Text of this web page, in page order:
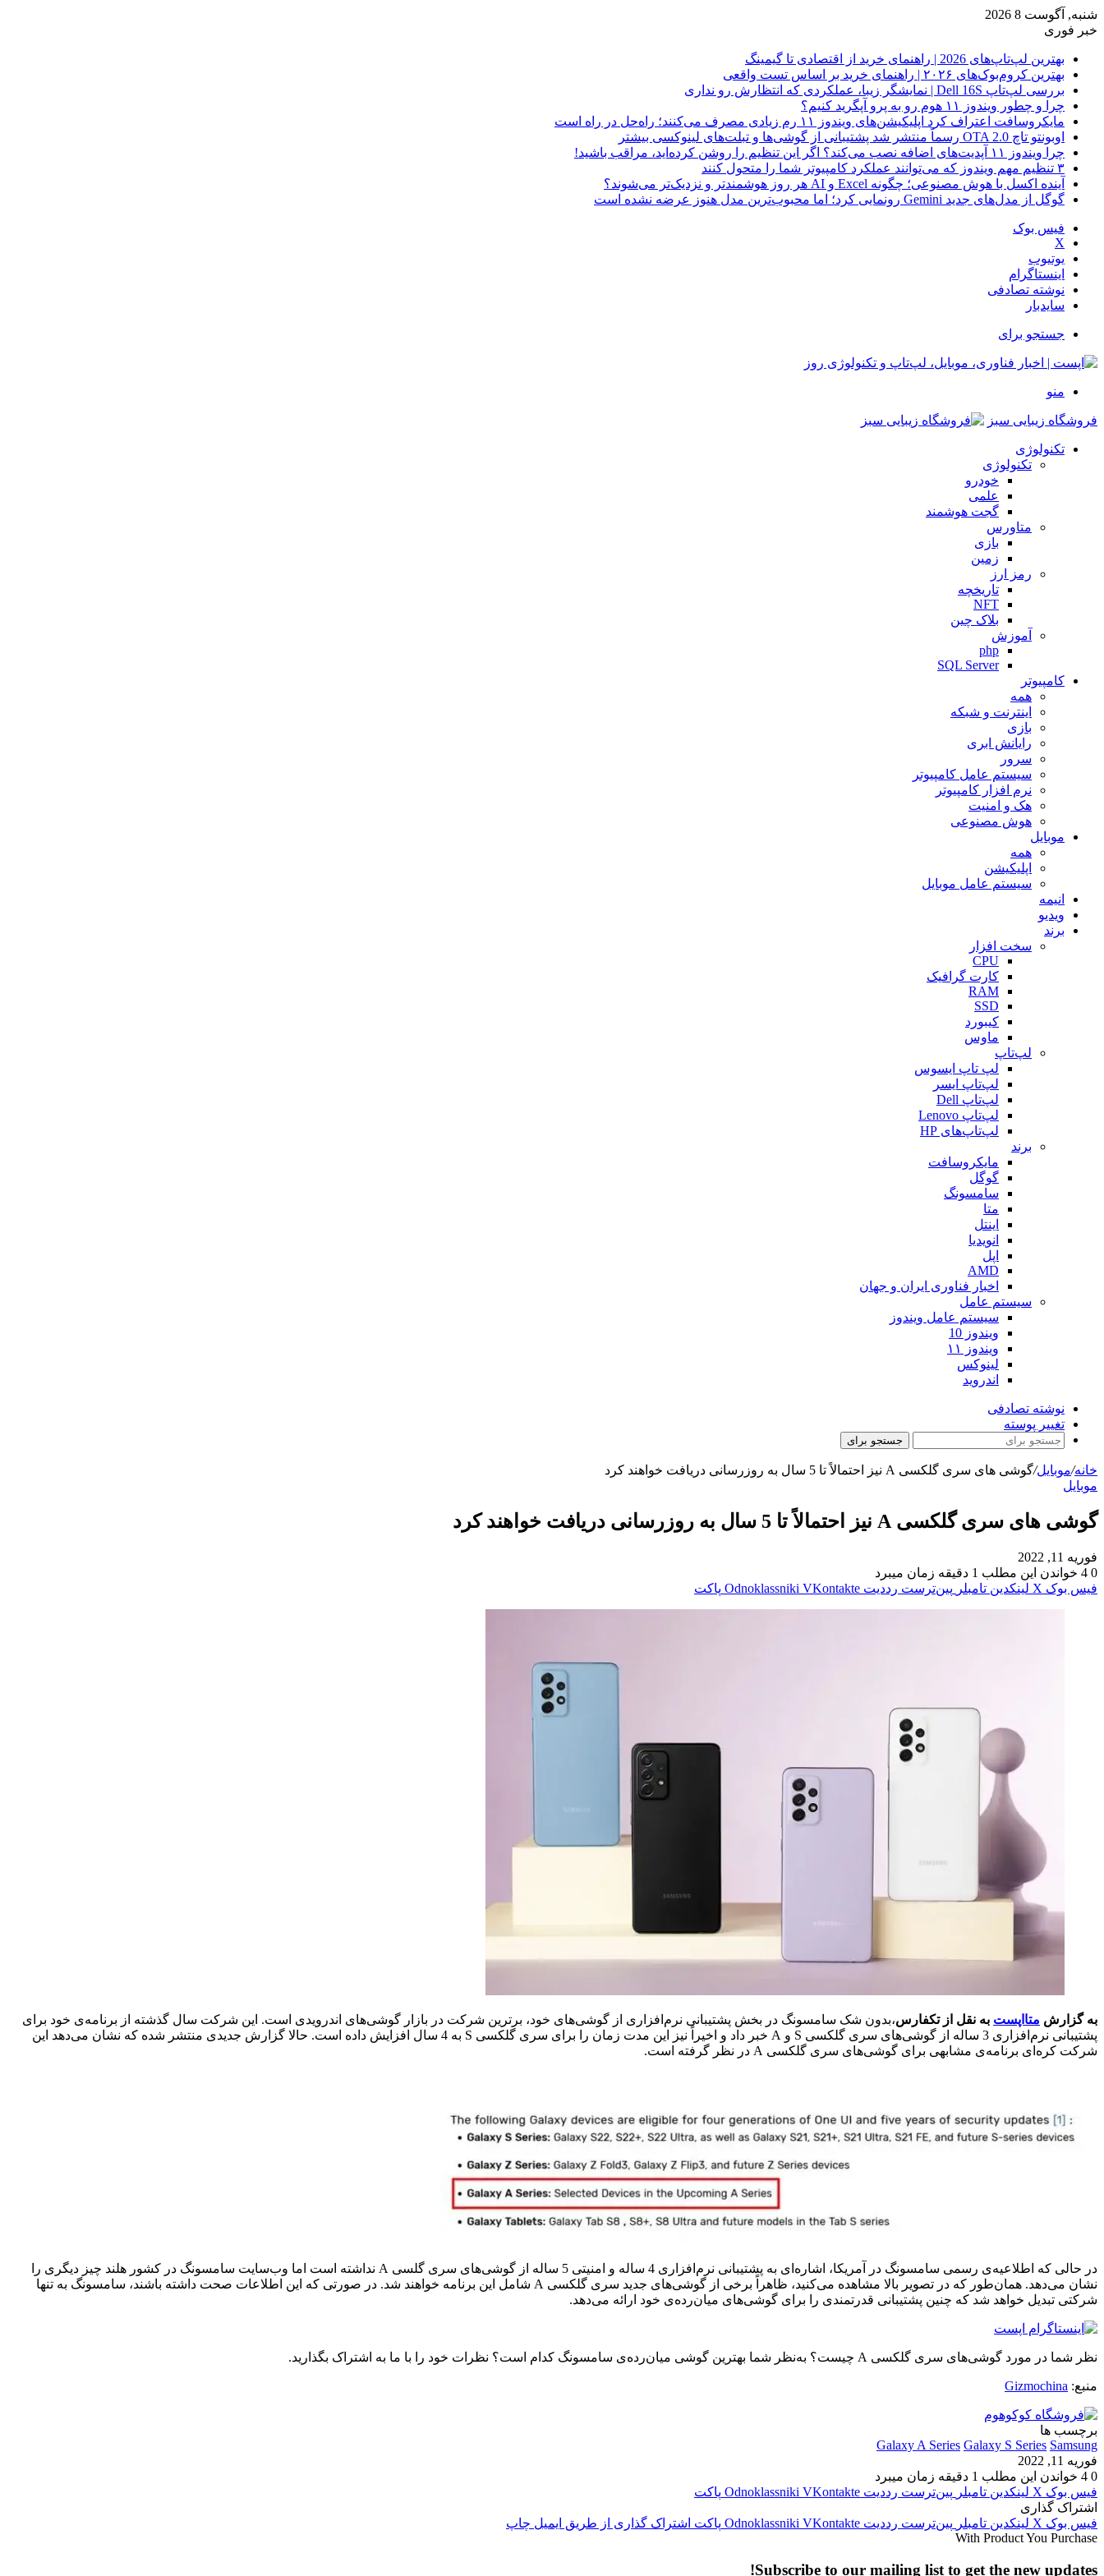
شنبه, آگوست 8 2026
خبر فوری
بهترین لپ‌تاپ‌های 2026 | راهنمای خرید از اقتصادی تا گیمینگ
بهترین کروم‌بوک‌های ۲۰۲۶ | راهنمای خرید بر اساس تست واقعی
بررسی لپ‌تاپ Dell 16S | نمایشگر زیبا، عملکردی که انتظارش رو نداری
چرا و چطور ویندوز ۱۱ هوم رو به پرو آپگرید کنیم؟
مایکروسافت اعتراف کرد اپلیکیشن‌های ویندوز ۱۱ رم زیادی مصرف می‌کنند؛ راه‌حل در راه است
اوبونتو تاچ OTA 2.0 رسماً منتشر شد پشتیبانی از گوشی‌ها و تبلت‌های لینوکسی بیشتر
چرا ویندوز ۱۱ آپدیت‌های اضافه نصب می‌کند؟ اگر این تنظیم را روشن کرده‌اید، مراقب باشید!
۳ تنظیم مهم ویندوز که می‌توانند عملکرد کامپیوتر شما را متحول کنند
آینده اکسل با هوش مصنوعی؛ چگونه Excel و AI هر روز هوشمندتر و نزدیک‌تر می‌شوند؟
گوگل از مدل‌های جدید Gemini رونمایی کرد؛ اما محبوب‌ترین مدل هنوز عرضه نشده است
فیس بوک
X
یوتیوب
اینستاگرام
نوشته تصادفی
سایدبار
جستجو برای
منو
فروشگاه زیبایی سبز
تکنولوژی
تکنولوژی
خودرو
علمی
گجت هوشمند
متاورس
بازی
زمین
رمز ارز
تاریخچه
NFT
بلاک چین
آموزش
php
SQL Server
کامپیوتر
همه
اینترنت و شبکه
بازی
رایانش ابری
سرور
سیستم عامل کامپیوتر
نرم افزار کامپیوتر
هک و امنیت
هوش مصنوعی
موبایل
همه
اپلیکیشن
سیستم عامل موبایل
انیمه
ویدیو
برند
سخت افزار
CPU
کارت گرافیک
RAM
SSD
کیبورد
ماوس
لپ‌تاپ
لپ تاپ ایسوس
لپ‌تاپ ایسر
لپ‌تاپ Dell
لپ‌تاپ Lenovo
لپ‌تاپ‌های HP
برند
مایکروسافت
گوگل
سامسونگ
متا
اینتل
انویدیا
اپل
AMD
اخبار فناوری ایران و جهان
سیستم عامل
سیستم عامل ویندوز
ویندوز 10
ویندوز ۱۱
لینوکس
اندروید
نوشته تصادفی
تغییر پوسته
جستجو برای
خانه/موبایل/گوشی های سری گلکسی A نیز احتمالاً تا 5 سال به روزرسانی دریافت خواهند کرد
موبایل
گوشی های سری گلکسی A نیز احتمالاً تا 5 سال به روزرسانی دریافت خواهند کرد
فوریه 11, 2022
0
خواندن این مطلب 1 دقیقه زمان میبرد
فیس بوک X لینکدین ‫تامبلر ‫پین‌ترست ‫رددیت ‫VKontakte
‫Odnoklassniki پاکت
به گزارش متااپست به نقل از تکفارس،بدون شک سامسونگ در بخش پشتیبانی نرم‌افزاری از گوشی‌های خود، برترین شرکت در بازار گوشی‌های اندرویدی است. این شرکت سال گذشته از برنامه‌ی خود برای
پشتیبانی نرم‌افزاری 3 ساله از گوشی‌های سری گلکسی S و A خبر داد و اخیراً نیز این مدت زمان را برای سری گلکسی S به 4 سال افزایش داده است. حالا گزارش جدیدی منتشر شده که نشان می‌دهد این
شرکت کره‌ای برنامه‌ی مشابهی برای گوشی‌های سری گلکسی A در نظر گرفته است.
در حالی که اطلاعیه‌ی رسمی سامسونگ در آمریکا، اشاره‌ای به پشتیبانی نرم‌افزاری 4 ساله و امنیتی 5 ساله از گوشی‌های سری گلسی A نداشته است اما وب‌سایت سامسونگ در کشور هلند چیز دیگری را
نشان می‌دهد. همان‌طور که در تصویر بالا مشاهده می‌کنید، ظاهراً برخی از گوشی‌های جدید سری گلکسی A شامل این برنامه‌ خواهند شد. در صورتی که این اطلاعات صحت داشته باشند، سامسونگ به تنها
شرکتی تبدیل خواهد شد که چنین پشتیبانی قدرتمندی را برای گوشی‌های میان‌رده‌ی خود ارائه می‌دهد.
نظر شما در مورد گوشی‌های سری گلکسی A چیست؟ به‌نظر شما بهترین گوشی‌ میان‌رده‌ی سامسونگ کدام است؟ نظرات خود را با ما به اشتراک بگذارید.
منبع: Gizmochina
برچسب ها
Galaxy A Series Galaxy S Series Samsung
فوریه 11, 2022
0
خواندن این مطلب 1 دقیقه زمان میبرد
فیس بوک X لینکدین ‫تامبلر ‫پین‌ترست ‫رددیت ‫VKontakte
‫Odnoklassniki پاکت
اشتراک گذاری
فیس بوک X لینکدین ‫تامبلر ‫پین‌ترست ‫رددیت ‫VKontakte
‫Odnoklassniki پاکت اشتراک گذاری از طریق ایمیل چاپ
With Product You Purchase
Subscribe to our mailing list to get the new updates!